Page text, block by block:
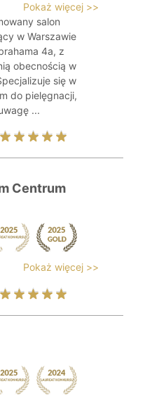
Pokaż więcej >>
salon
w Warszawie
4a, z
obecnością w
się w
do pielęgnacji,
...
Centrum
Pokaż więcej >>